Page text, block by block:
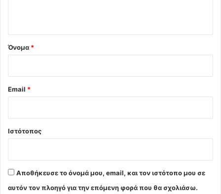
Όνομα *
Email *
Ιστότοπος
Αποθήκευσε το όνομά μου, email, και τον ιστότοπο μου σε
αυτόν τον πλοηγό για την επόμενη φορά που θα σχολιάσω.